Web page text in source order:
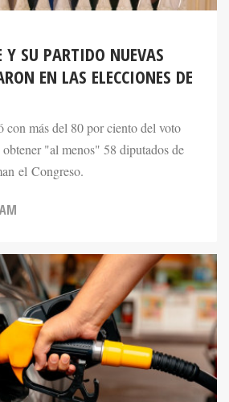
Y SU PARTIDO NUEVAS
EN LAS ELECCIONES DE
con más del 80 por ciento del voto
"al menos" 58 diputados de
el Congreso.